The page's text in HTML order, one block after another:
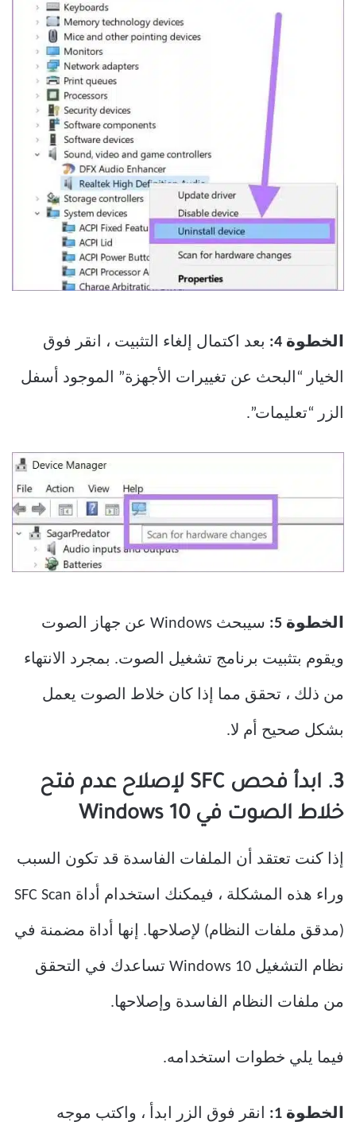
الخطوة 4: بعد اكتمال إلغاء التثبيت ، انقر فوق
الخيار “البحث عن تغييرات الأجهزة” الموجود أسفل
الزر “تعليمات”.
الخطوة 5: سيبحث Windows عن جهاز الصوت
ويقوم بتثبيت برنامج تشغيل الصوت. بمجرد الانتهاء
من ذلك ، تحقق مما إذا كان خلاط الصوت يعمل
بشكل صحيح أم لا.
3. ابدأ فحص SFC لإصلاح عدم فتح
خلاط الصوت في Windows 10
إذا كنت تعتقد أن الملفات الفاسدة قد تكون السبب
وراء هذه المشكلة ، فيمكنك استخدام أداة SFC Scan
(مدقق ملفات النظام) لإصلاحها. إنها أداة مضمنة في
نظام التشغيل Windows 10 تساعدك في التحقق
من ملفات النظام الفاسدة وإصلاحها.
فيما يلي خطوات استخدامه.
الخطوة 1: انقر فوق الزر ابدأ ، واكتب موجه